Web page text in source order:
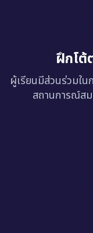
ฝึกโ
ผู้เรียนมีส่วนร่วมใ
สถานการณ์สม